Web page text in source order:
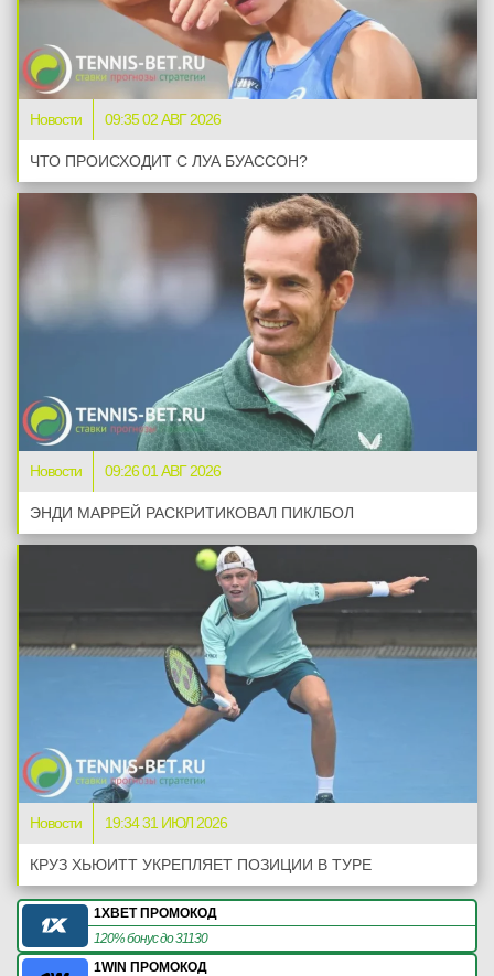
Новости 09:35 02 АВГ 2026
ЧТО ПРОИСХОДИТ С ЛУА БУАССОН?
Новости 09:26 01 АВГ 2026
ЭНДИ МАРРЕЙ РАСКРИТИКОВАЛ ПИКЛБОЛ
Новости 19:34 31 ИЮЛ 2026
КРУЗ ХЬЮИТТ УКРЕПЛЯЕТ ПОЗИЦИИ В ТУРЕ
1XBET ПРОМОКОД
120% бонус до 31130
1WIN ПРОМОКОД